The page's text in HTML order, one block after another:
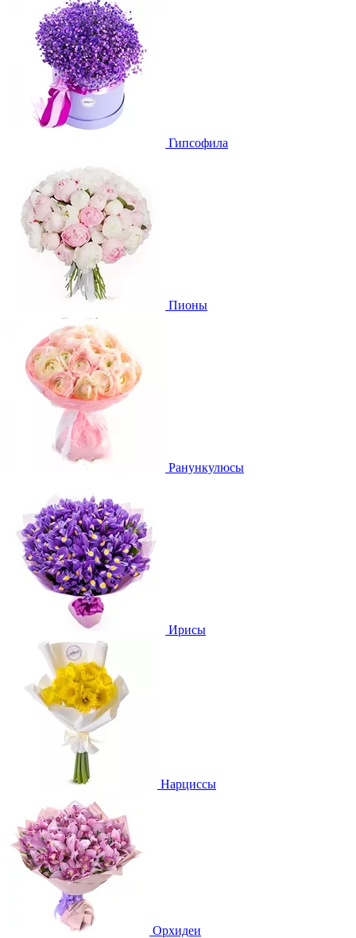
Гипсофила
Пионы
Ранункулюсы
Ирисы
Нарциссы
Орхидеи